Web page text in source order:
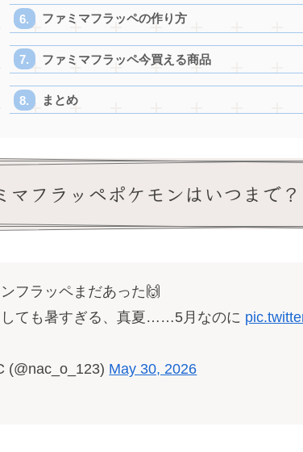
ファミマフラッペの作り方
ファミマフラッペ今買える商品
まとめ
マフラッペポケモンはいつまで？
フラッペまだあった🙌
ても暑すぎる、真夏……5月なのに
(@nac_o_123) May 30, 2026